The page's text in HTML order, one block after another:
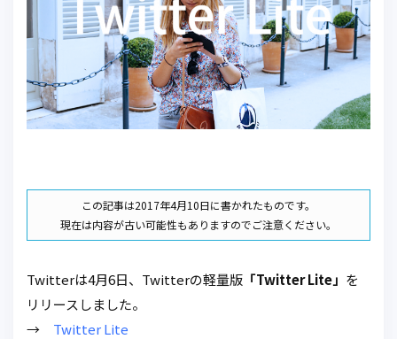
この記事は2017年4月10日に書かれたものです。
現在は内容が古い可能性もありますのでご注意ください。
Twitterは4月6日、Twitterの軽量版 「Twitter Lite」 を
リリースしました。
→ Twitter Lite